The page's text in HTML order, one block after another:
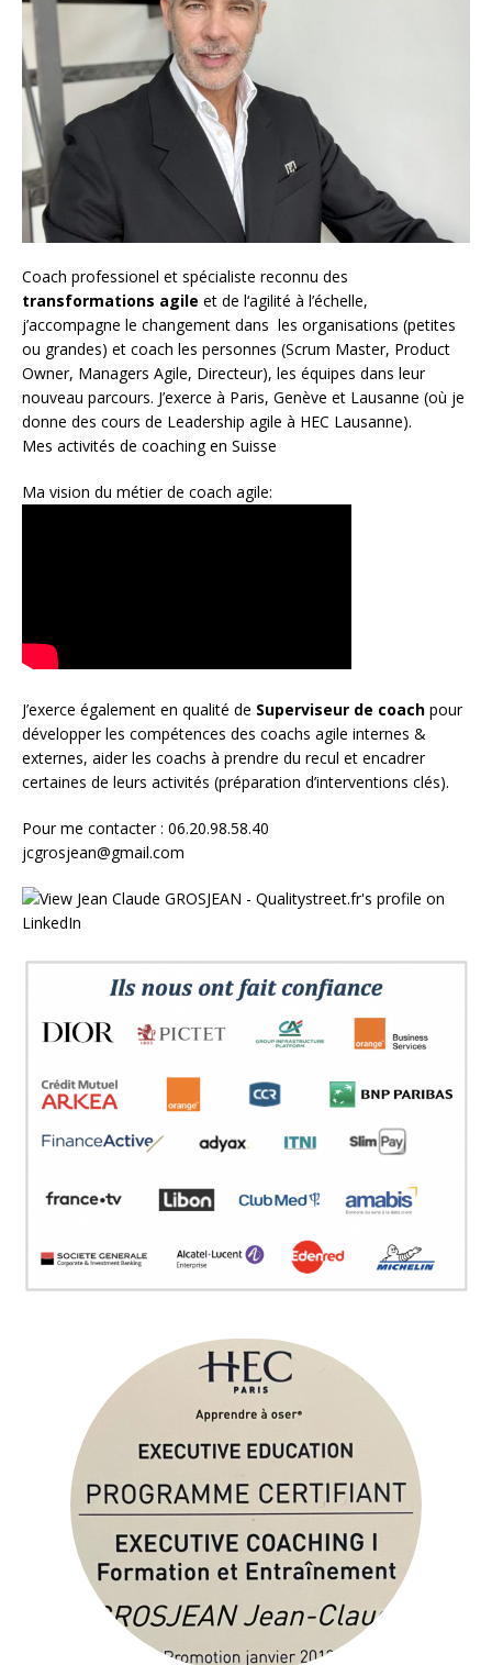
Coach professionel et spécialiste reconnu des
transformations agile et de l‘agilité à l’échelle,
j’accompagne le changement dans les organisations (petites
ou grandes) et coach les personnes (Scrum Master, Product
Owner, Managers Agile, Directeur), les équipes dans leur
nouveau parcours. J’exerce à Paris, Genève et Lausanne (où je
donne des cours de Leadership agile à HEC Lausanne).
Mes activités de coaching en Suisse
Ma vision du métier de coach agile:
J’exerce également en qualité de Superviseur de coach pour
développer les compétences des coachs agile internes &
externes, aider les coachs à prendre du recul et encadrer
certaines de leurs activités (préparation d’interventions clés).
Pour me contacter : 06.20.98.58.40
jcgrosjean@gmail.com